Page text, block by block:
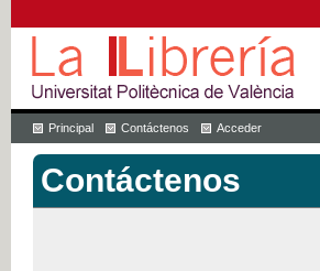
Principal Contáctenos Acceder
Contáctenos